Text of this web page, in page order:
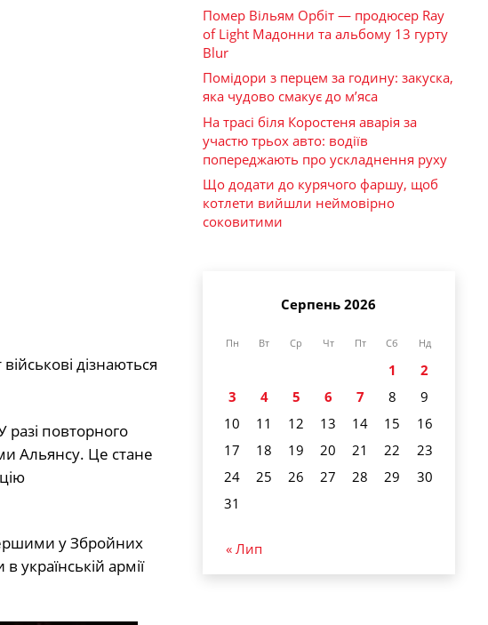
дізнаються
повторного
Альянсу. Це стане
у Збройних
українській армії
Помер Вільям Орбіт — продюсер Ray
of Light Мадонни та альбому 13 гурту
Blur
Помідори з перцем за годину: закуска,
яка чудово смакує до м’яса
На трасі біля Коростеня аварія за
участю трьох авто: водіїв
попереджають про ускладнення руху
Що додати до курячого фаршу, щоб
котлети вийшли неймовірно
соковитими
Серпень 2026
Пн Вт Ср Чт Пт Сб Нд
1
2
3
4 5 6 7 8
9
10
11 12 13 14 15
16
17
18 19 20 21 22
23
24
25 26 27 28 29
30
31
« Лип